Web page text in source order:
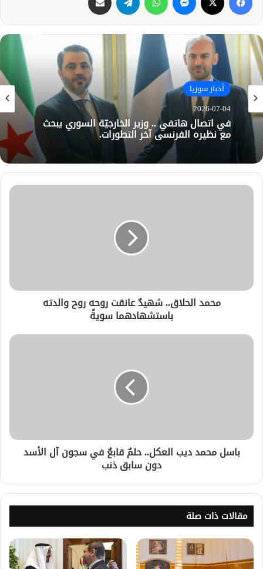
أخبار سوريا
2026-07-04
في اتصال هاتفي .. وزير الخارجيّة السوري يبحث
مع نظيره الفرنسي آخر التطورات.
محمد الحلاق.. شهيدٌ عانقت روحه روح والدته
باستشهادهما سويةً
باسل محمد ديب العكل.. حلمٌ قابعٌ في سجون آل الأسد
دون سابق ذنب
مقالات ذات صلة